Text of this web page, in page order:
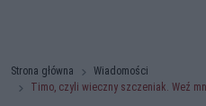
Strona główna
Wiadomości
Timo, czyli wieczny szczeniak. Weź